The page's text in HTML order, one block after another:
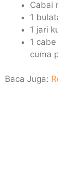
Cabai
1
1 jari
1
cuma
Baca Juga: